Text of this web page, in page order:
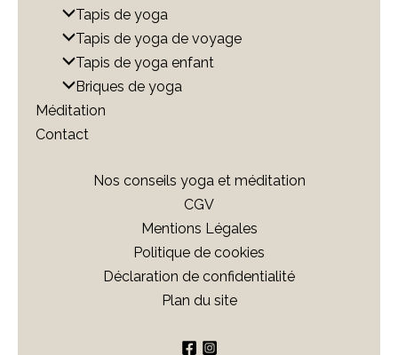
Tapis de yoga
Tapis de yoga de voyage
Tapis de yoga enfant
Briques de yoga
Méditation
Contact
Nos conseils yoga et méditation
CGV
Mentions Légales
Politique de cookies
Déclaration de confidentialité
Plan du site